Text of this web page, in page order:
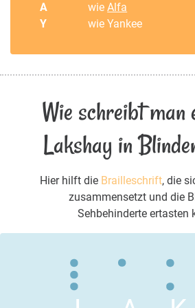
A
wieAlfa
Y
wie Yankee
Wie schreibt man
Lakshay in
Hier hilft die Brailleschrift, die
zusammensetzt und die
Sehbehinderte ertasten